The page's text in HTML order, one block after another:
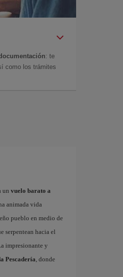
: te
como los trámites
un vuelo barato a
animada vida
pueblo en medio de
serpentean hacia el
impresionante y
Pescadería, donde